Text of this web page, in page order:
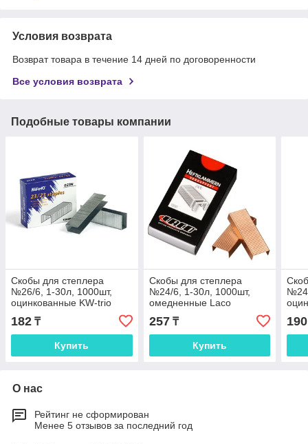
Условия возврата
Возврат товара в течение 14 дней по договоренности
Все условия возврата
Подобные товары компании
Скобы для степлера
№26/6, 1-30л, 1000шт,
оцинкованные KW-trio
182 ₸
Купить
Скобы для степлера
№24/6, 1-30л, 1000шт,
омедненные Laco
257₸
Купить
190
О нас
Рейтинг не сформирован
Менее 5 отзывов за последний год